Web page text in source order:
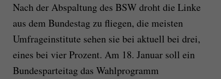
Nach der Abspaltung des BSW droht die Linke
aus dem Bundestag zu fliegen, die meisten
Umfrageinstitute sehen sie bei aktuell bei drei,
eines bei vier Prozent. Am 18. Januar soll ein
Bundesparteitag das Wahlprogramm